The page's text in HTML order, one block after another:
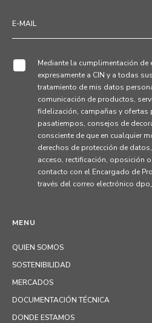
MENU
QUIEN SOMOS
SOSTENIBILIDAD
MERCADOS
DOCUMENTACIÓN TÉCNICA
DONDE ESTAMOS
Mediante la cumplimentación
expresamente a CIN y a todas
tratamiento de mis datos
comunicación de productos,
fidelización, campañas y ofertas
pasatiempos, consejos de
consciente de que en cualquier
derechos de protección de
acceso, rectificación, oposición
contacto con el Encargado de
través del correo electrónico